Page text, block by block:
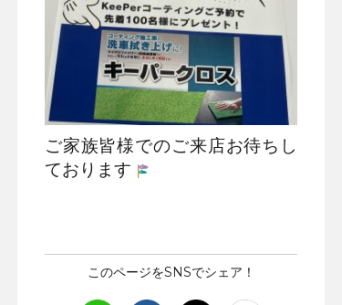
ご家族皆様でのご来店お待ちし
ております
このページをSNSでシェア！